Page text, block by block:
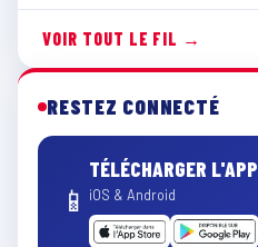
VOIR TOUT LE FIL →
RESTEZ CONNECTÉ
📱
TÉLÉCHARGER L'APP
iOS & Android